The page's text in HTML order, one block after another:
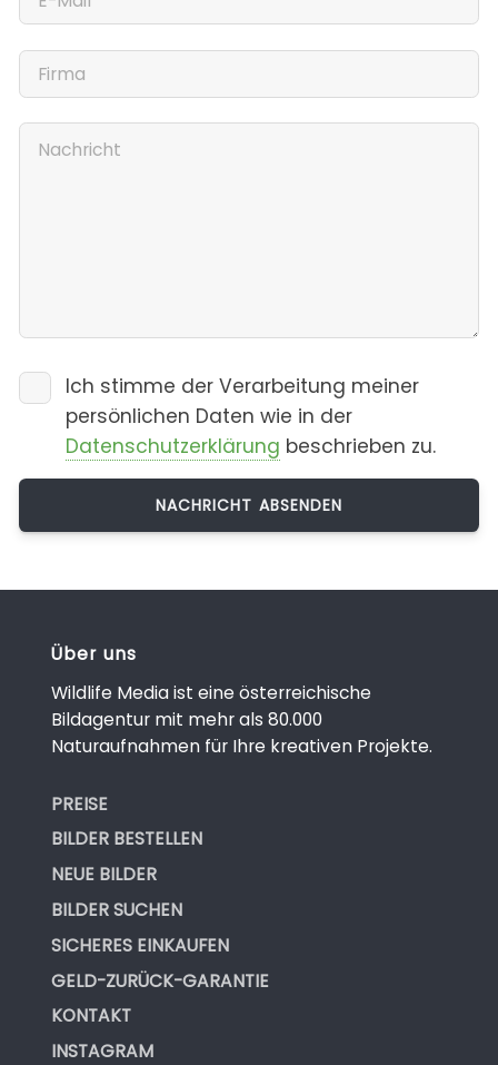
Ich stimme der Verarbeitung meiner
persönlichen Daten wie in der
Datenschutzerklärung beschrieben zu.
Über uns
Wildlife Media ist eine österreichische
Bildagentur mit mehr als 80.000
Naturaufnahmen für Ihre kreativen Projekte.
PREISE
BILDER BESTELLEN
NEUE BILDER
BILDER SUCHEN
SICHERES EINKAUFEN
GELD-ZURÜCK-GARANTIE
KONTAKT
INSTAGRAM